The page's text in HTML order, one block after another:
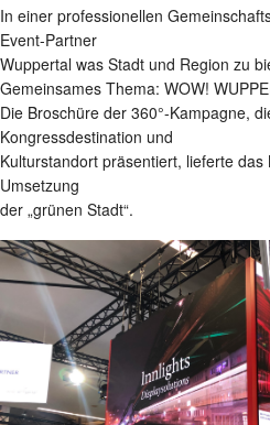
In einer professionellen
Event-Partner
Wuppertal was Stadt und Region zu
Gemeinsames Thema: WOW!
Die Broschüre der 360°-Kampagne,
Kongressdestination und
Kulturstandort präsentiert, lieferte
Umsetzung
der „grünen Stadt“.